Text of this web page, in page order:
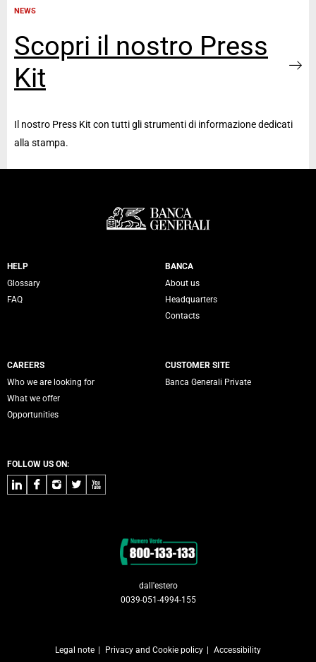
NEWS
Scopri il nostro Press
Kit
Il nostro Press Kit con tutti gli strumenti di informazione dedicati
alla stampa.
Servizi Banca Generali
HELP
Glossary
FAQ
BANCA
About us
Headquarters
Contacts
CAREERS
Who we are looking for
What we offer
Opportunities
CUSTOMER SITE
Banca Generali Private
FOLLOW US ON:
LinkedInFacebook
Instagram
TwitterYoutube
dall'estero
0039-051-4994-155
Legal note Privacy and Cookie policy Accessibility